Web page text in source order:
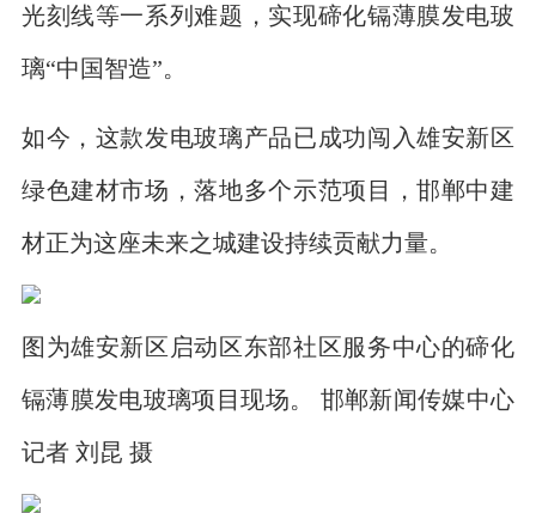
光刻线等一系列难题，实现碲化镉薄膜发电玻
璃“中国智造”。
如今，这款发电玻璃产品已成功闯入雄安新区
绿色建材市场，落地多个示范项目，邯郸中建
材正为这座未来之城建设持续贡献力量。
图为雄安新区启动区东部社区服务中心的碲化
镉薄膜发电玻璃项目现场。 邯郸新闻传媒中心
记者 刘昆 摄